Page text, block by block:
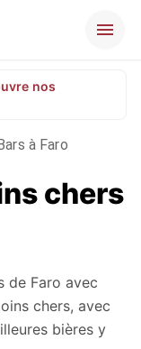
nos
à Faro
chers
de Faro avec
chers, avec
bières y